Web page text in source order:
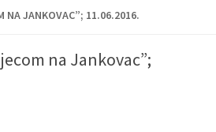
NA JANKOVAC”; 11.06.2016.
na Jankovac”;